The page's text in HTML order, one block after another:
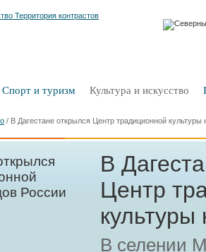
Спорт и туризм Культура и искусство
/ В Дагестане открылся Центр традиционной культуры
В
Центр
В селении